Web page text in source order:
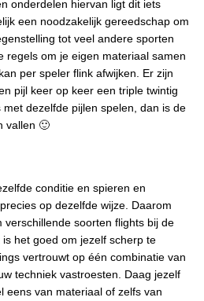
onderdelen hiervan ligt dit iets
een noodzakelijk gereedschap om
tot veel andere sporten
regels om je eigen materiaal samen
per speler flink afwijken. Er zijn
pijl keer op keer een triple twintig
dezelfde pijlen spelen, dan is de
vallen 🙂
conditie en spieren en
op dezelfde wijze. Daarom
verschillende soorten flights bij de
het goed om jezelf scherp te
vertrouwt op één combinatie van
techniek vastroesten. Daag jezelf
eens van materiaal of zelfs van